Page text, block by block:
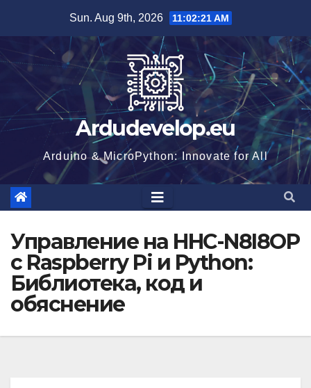
content
Sun. Aug 9th, 2026 11:02:22 AM
Ardudevelop.eu
Arduino & MicroPython: Innovate for All
Управление на HHC-N8I8OP
с Raspberry Pi и Python:
Библиотека, код и
обяснение